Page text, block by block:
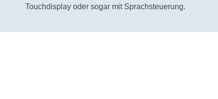
Touchdisplay oder sogar mit Sprachsteuerung.